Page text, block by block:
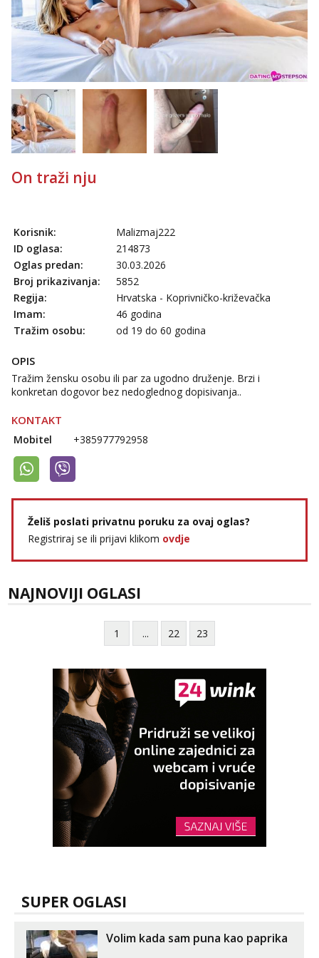
Mira
Čekam tvoj poziv!
Tel:064/677-677
- Kod: #72
tel:0,93€ - mob:1,12€ min
On traži nju
Korisnik:
Malizmaj222
ID oglasa:
214873
Oglas predan:
30.03.2026
Broj prikazivanja:
5852
Regija:
Hrvatska - Koprivničko-križevačka
Imam:
46 godina
Tražim osobu:
od 19 do 60 godina
OPIS
Tražim žensku osobu ili par za ugodno druženje. Brzi i
konkretan dogovor bez nedoglednog dopisivanja..
KONTAKT
Mobitel +385977792958
Želiš poslati privatnu poruku za ovaj oglas?
Registriraj se ili prijavi klikom ovdje
NAJNOVIJI OGLASI
1 ... 22 23
SUPER OGLASI
Volim kada sam puna kao paprika